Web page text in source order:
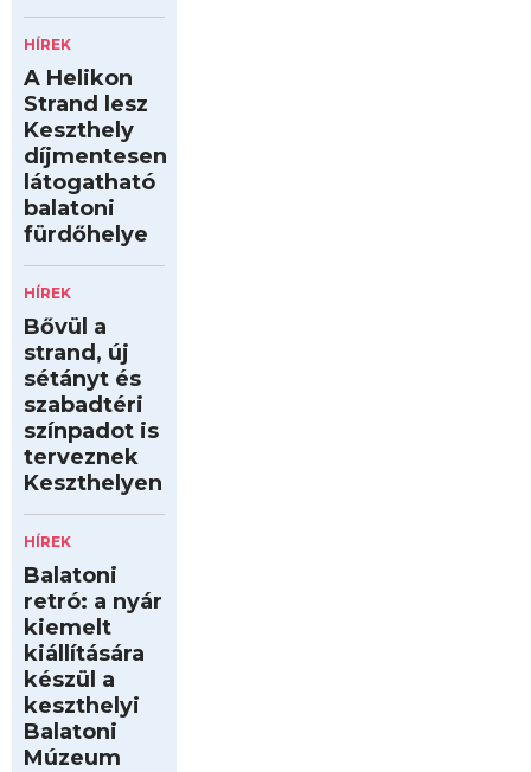
HÍREK
A Helikon
Strand lesz
Keszthely
díjmentesen
látogatható
balatoni
fürdőhelye
HÍREK
Bővül a
strand, új
sétányt és
szabadtéri
színpadot is
terveznek
Keszthelyen
HÍREK
Balatoni
retró: a nyár
kiemelt
kiállítására
készül a
keszthelyi
Balatoni
Múzeum